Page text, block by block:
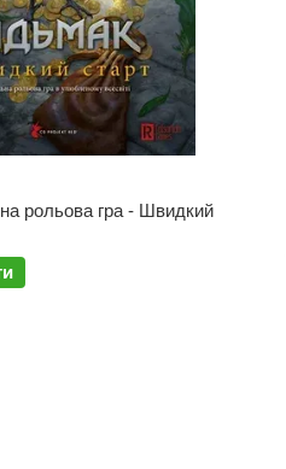
рольова гра - Швидкий